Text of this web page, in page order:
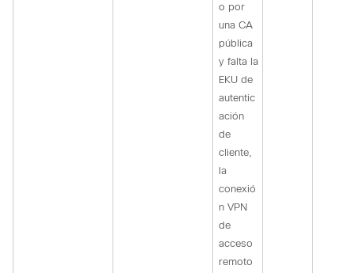
o por
una CA
pública
y falta la
EKU de
autentic
ación
de
cliente,
la
conexió
n VPN
de
acceso
remoto